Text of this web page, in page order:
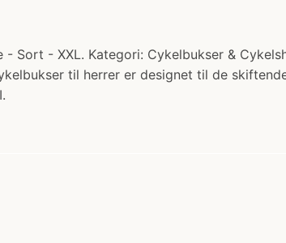
Sort - XXL. Kategori: Cykelbukser &
til herrer er designet til de